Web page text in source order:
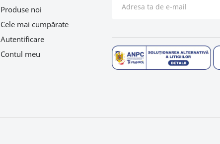
Produse noi
Cele mai cumpărate
Autentificare
Contul meu